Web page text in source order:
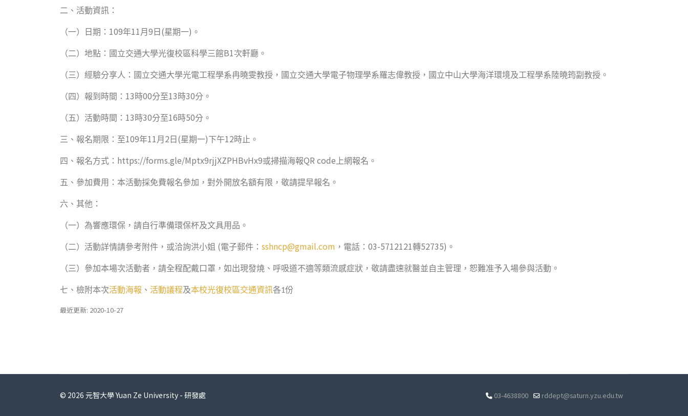
二、活動資訊：
（一）日期： 109年11 月 9 日 (星期一) 。
（二）地點：國立交通大學光復校區科學三館B1次軒廳。
（三）經驗分享人：國立交通大學光電工程學系冉曉雯教授，國立交通大學電子物理學系羅志偉教授，國立中山大學海洋環境及工程學系陸曉筠副教授。
（四）報到時間： 13 時00分至13 時30分。
（五）活動時間： 13 時30分至16時50分。
三、報名期限：至109年11 月 2 日 (星期一)下午12時止。
四、報名方式： https://forms.gle/Mptx9rjjXZPHBvHx9或掃描海報QR code 上網報名。
五、參加費用：本活動採免費報名參加，對外開放名額有限，敬請提早報名。
六、其他：
（一）為響應環保，請自行準備環保杯及文具用品。
（二）活動詳情請參考附件，或洽詢洪小姐 (電子郵件： sshncp@gmail.com ，電話： 03-5712121轉52735) 。
（三）參加本場次活動者，請全程配戴口罩，如出現發燒、呼吸道不適等類流感症狀，敬請盡速就醫並自主管理，恕難准予入場參與活動。
七、檢附本次活動海報 、 活動議程及本校光復校區交通資訊各1份
最近更新: 2020-10-27
© 2026 元智大學 Yuan Ze University - 研發處 03-4638800 rddept@saturn.yzu.edu.tw